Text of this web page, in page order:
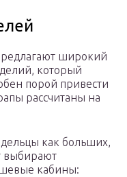
широкий
который
порой привести
рассчитаны на
как больших,
выбирают
кабины: